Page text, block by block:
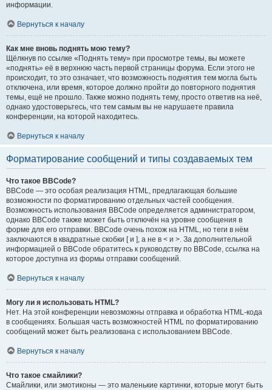
информации.
Вернуться к началу
Как мне вновь поднять мою тему?
Щёлкнув по ссылке «Поднять тему» при просмотре темы, вы можете
«поднять» её в верхнюю часть первой страницы форума. Если этого не
происходит, то это означает, что возможность поднятия тем могла быть
отключена, или время, которое должно пройти до повторного поднятия
темы, ещё не прошло. Также можно поднять тему, просто ответив на неё,
однако удостоверьтесь, что тем самым вы не нарушаете правила
конференции, на которой находитесь.
Вернуться к началу
Форматирование сообщений и типы создаваемых тем
Что такое BBCode?
BBCode — это особая реализация HTML, предлагающая большие
возможности по форматированию отдельных частей сообщения.
Возможность использования BBCode определяется администратором,
однако BBCode также может быть отключён на уровне сообщения в
форме для его отправки. BBCode очень похож на HTML, но теги в нём
заключаются в квадратные скобки [ и ], а не в < и >. За дополнительной
информацией о BBCode обратитесь к руководству по BBCode, ссылка на
которое доступна из формы отправки сообщений.
Вернуться к началу
Могу ли я использовать HTML?
Нет. На этой конференции невозможны отправка и обработка HTML-кода
в сообщениях. Большая часть возможностей HTML по форматированию
сообщений может быть реализована с использованием BBCode.
Вернуться к началу
Что такое смайлики?
Смайлики, или эмотиконы — это маленькие картинки, которые могут быть